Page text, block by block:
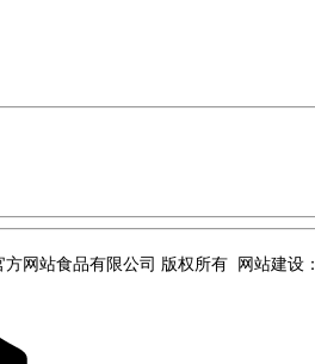
网站食品有限公司 版权所有 网站建设：